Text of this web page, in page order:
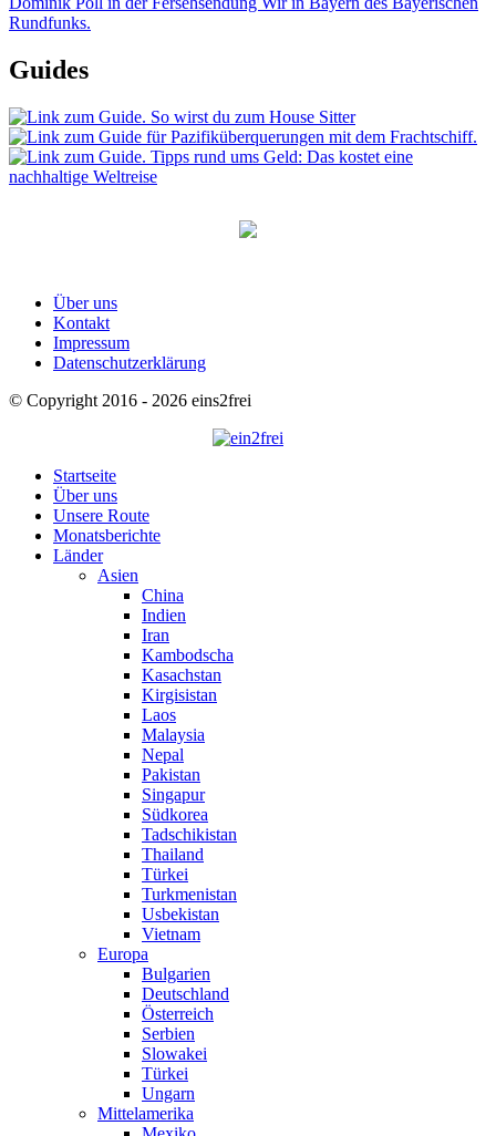
Guides
Über uns
Kontakt
Impressum
Datenschutzerklärung
© Copyright 2016 - 2026 eins2frei
Startseite
Über uns
Unsere Route
Monatsberichte
Länder
Asien
China
Indien
Iran
Kambodscha
Kasachstan
Kirgisistan
Laos
Malaysia
Nepal
Pakistan
Singapur
Südkorea
Tadschikistan
Thailand
Türkei
Turkmenistan
Usbekistan
Vietnam
Europa
Bulgarien
Deutschland
Österreich
Serbien
Slowakei
Türkei
Ungarn
Mittelamerika